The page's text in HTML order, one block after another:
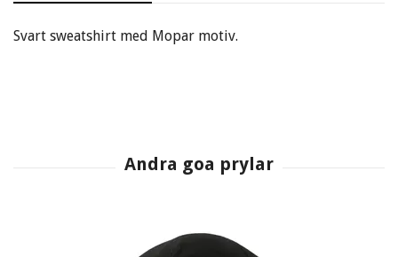
Svart sweatshirt med Mopar motiv.